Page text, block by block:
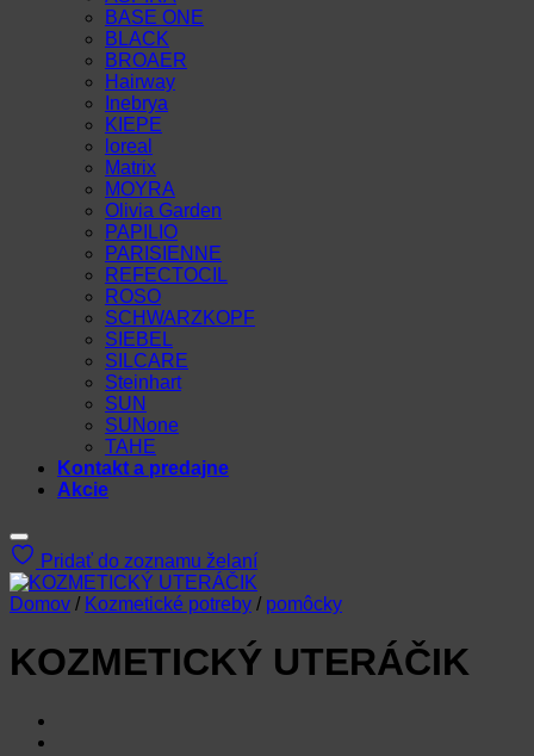
BASE ONE
BLACK
BROAER
Hairway
Inebrya
KIEPE
loreal
Matrix
MOYRA
Olivia Garden
PAPILIO
PARISIENNE
REFECTOCIL
ROSO
SCHWARZKOPF
SIEBEL
SILCARE
Steinhart
SUN
SUNone
TAHE
Kontakt a predajne
Akcie
Pridať do zoznamu želaní
Domov / Kozmetické potreby / pomôcky
KOZMETICKÝ UTERÁČIK